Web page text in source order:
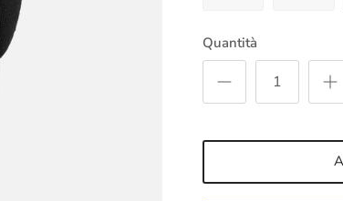
Quantità